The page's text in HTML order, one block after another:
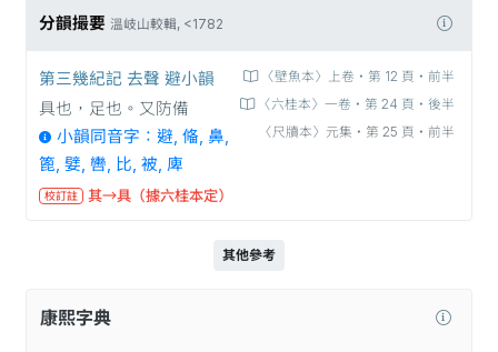
分韻撮要 溫岐山較輯, <1782
〈壁魚本〉上卷‧第 12 頁‧前半
〈六桂本〉一卷‧第 24 頁‧後半
〈尺牘本〉元集‧第 25 頁‧前半
第三幾紀記 去聲 避小韻
具也，足也。又防備
小韻同音字：避, 偹, 鼻,
篦, 嬖, 轡, 比, 被, 庳
校訂註 其→具（據六桂本定）
其他參考
康熙字典